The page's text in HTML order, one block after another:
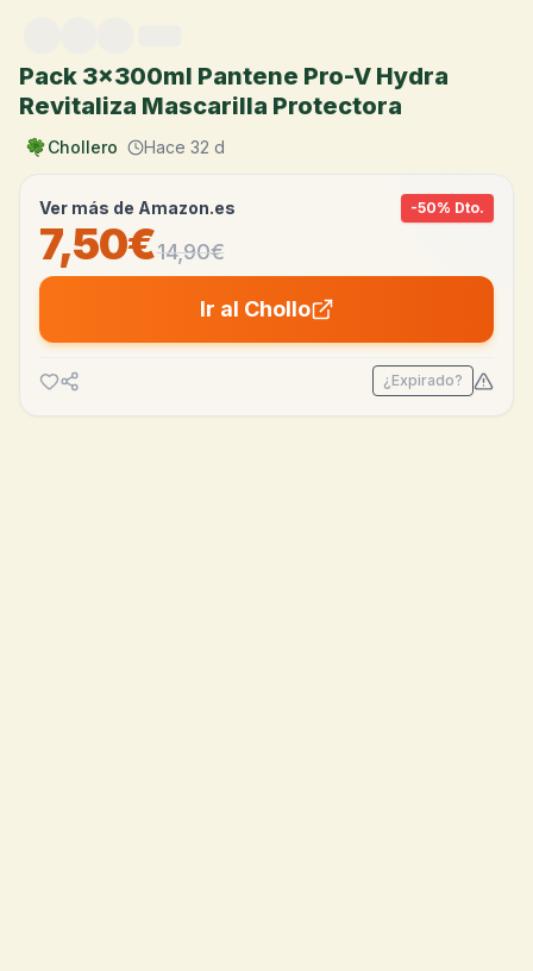
Pack 3x300ml Pantene Pro-V Hydra
Revitaliza Mascarilla Protectora
Chollero Hace 32 d
Ver más de Amazon.es -50% Dto.
7,50€14,90€
Ir al Chollo
¿Expirado?